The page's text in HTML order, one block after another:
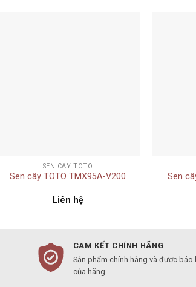
SEN CÂY TOTO
Sen cây TOTO TMX95A-V200
Liên hệ
Sen
CAM KẾT CHÍNH HÃNG
Sản phẩm chính hàng và được bảo
của hãng